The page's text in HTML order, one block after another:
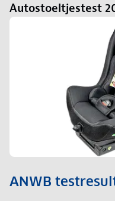
Autostoeltjestest
ANWB